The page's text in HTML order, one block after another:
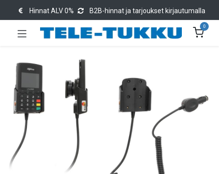
Hinnat ALV 0% B2B-hinnat ja tarjoukset kirjautumalla
0